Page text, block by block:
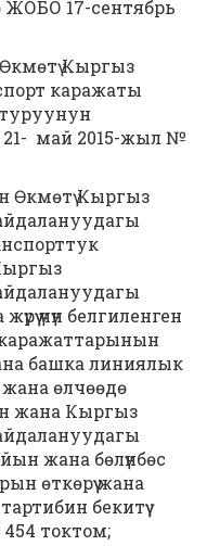
ЖОБО 17-сентябрь
Кыргыз
каражаты
21- май 2015-жыл №
Өкмөтү Кыргыз
үчүн белгиленген
башка линиялык
өлчөөдө
жана Кыргыз
жана бөлүнбөс
өткөрүү жана
бекитүү
токтом;